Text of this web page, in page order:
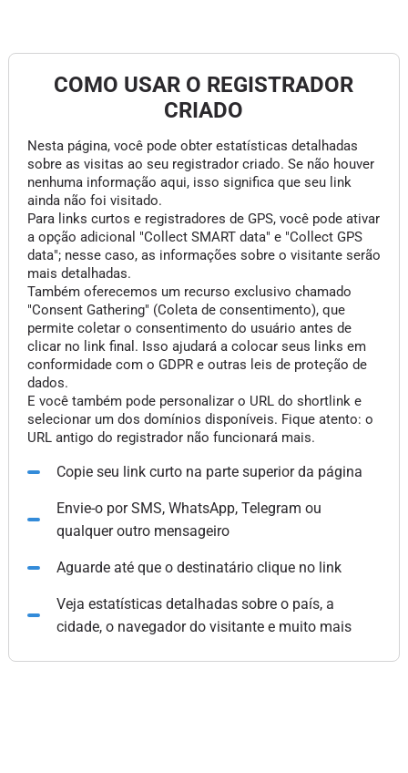
COMO USAR O REGISTRADOR
CRIADO
Nesta página, você pode obter estatísticas detalhadas
sobre as visitas ao seu registrador criado. Se não houver
nenhuma informação aqui, isso significa que seu link
ainda não foi visitado.
Para links curtos e registradores de GPS, você pode ativar
a opção adicional "Collect SMART data" e "Collect GPS
data"; nesse caso, as informações sobre o visitante serão
mais detalhadas.
Também oferecemos um recurso exclusivo chamado
"Consent Gathering" (Coleta de consentimento), que
permite coletar o consentimento do usuário antes de
clicar no link final. Isso ajudará a colocar seus links em
conformidade com o GDPR e outras leis de proteção de
dados.
E você também pode personalizar o URL do shortlink e
selecionar um dos domínios disponíveis. Fique atento: o
URL antigo do registrador não funcionará mais.
Copie seu link curto na parte superior da página
Envie-o por SMS, WhatsApp, Telegram ou
qualquer outro mensageiro
Aguarde até que o destinatário clique no link
Veja estatísticas detalhadas sobre o país, a
cidade, o navegador do visitante e muito mais